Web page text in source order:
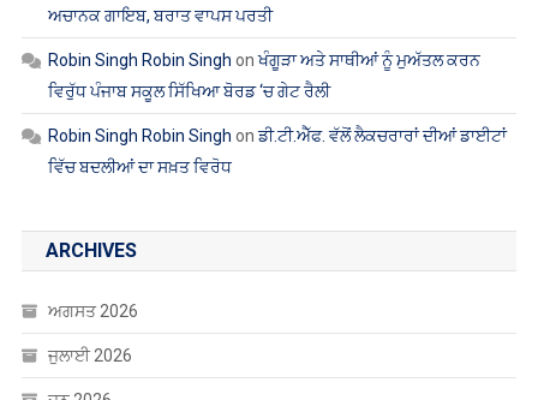
ਅਚਾਨਕ ਗਾਇਬ, ਬਰਾਤ ਵਾਪਸ ਪਰਤੀ
Robin Singh Robin Singh
ਖੰਗੂੜਾ ਅਤੇ ਸਾਥੀਆਂ ਨੂੰ ਮੁਅੱਤਲ ਕਰਨ
ਵਿਰੁੱਧ ਪੰਜਾਬ ਸਕੂਲ ਸਿੱਖਿਆ ਬੋਰਡ ‘ਚ ਗੇਟ ਰੈਲੀ
Robin Singh Robin Singh
ਡੀ.ਟੀ.ਐੱਫ. ਵੱਲੋਂ ਲੈਕਚਰਾਰਾਂ ਦੀਆਂ ਡਾਈਟਾਂ
ਵਿੱਚ ਬਦਲੀਆਂ ਦਾ ਸਖ਼ਤ ਵਿਰੋਧ
ARCHIVES
ਅਗਸਤ 2026
ਜੁਲਾਈ 2026
ਜੂਨ 2026